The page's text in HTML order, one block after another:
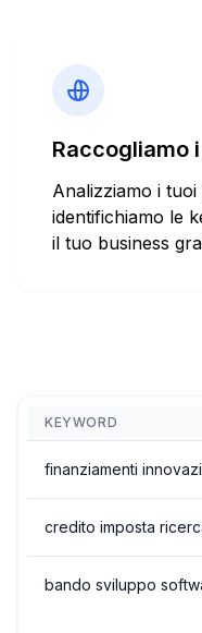
Raccogliamo
Analizziamo i
identifichiamo le
il tuo business
KEYWORD
finanziamenti
credito imposta
bando sviluppo